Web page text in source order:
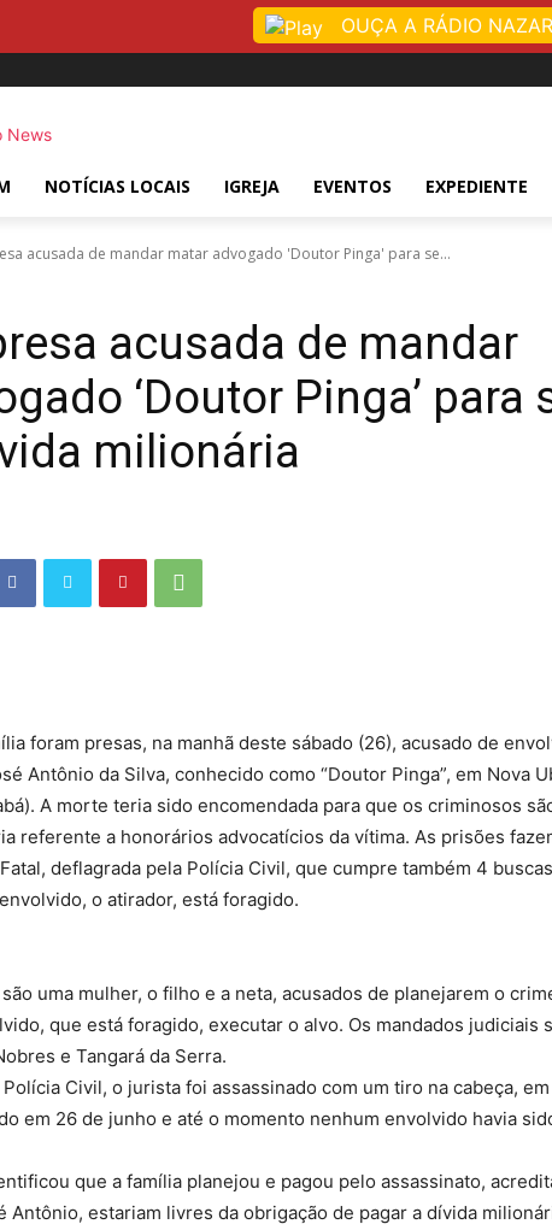
NOTÍCIAS LOCAIS IGREJA EVENTOS EXPEDIENTE
acusada de mandar matar advogado 'Doutor Pinga' para se...
acusada de mandar
‘Doutor Pinga’ para
milionária
foram presas, na manhã deste sábado (26), acusado de
Antônio da Silva, conhecido como “Doutor Pinga”, em Nova
A morte teria sido encomendada para que os criminosos
referente a honorários advocatícios da vítima. As prisões
deflagrada pela Polícia Civil, que cumpre também 4
o atirador, está foragido.
uma mulher, o filho e a neta, acusados de planejarem o
que está foragido, executar o alvo. Os mandados judiciais
e Tangará da Serra.
Civil, o jurista foi assassinado com um tiro na cabeça,
em 26 de junho e até o momento nenhum envolvido havia
que a família planejou e pagou pelo assassinato,
Antônio, estariam livres da obrigação de pagar a dívida
OUÇA A RÁDIO